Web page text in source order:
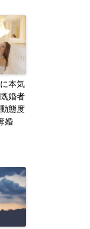
本気
婚者
態度
婚